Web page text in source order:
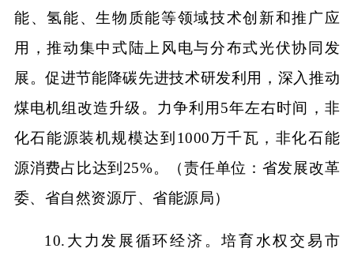
能、氢能、生物质能等领域技术创新和推广应
用，推动集中式陆上风电与分布式光伏协同发
展。促进节能降碳先进技术研发利用，深入推动
煤电机组改造升级。力争利用5年左右时间，非
化石能源装机规模达到1000万千瓦，非化石能
源消费占比达到25%。（责任单位：省发展改革
委、省自然资源厅、省能源局）
10.大力发展循环经济。培育水权交易市